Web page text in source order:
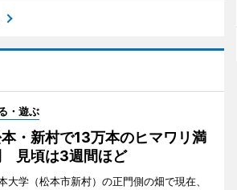
・遊ぶ
・新村で13万本のヒマワリ満
見頃は3週間ほど
大学（松本市新村）の正門側の畑で現在、